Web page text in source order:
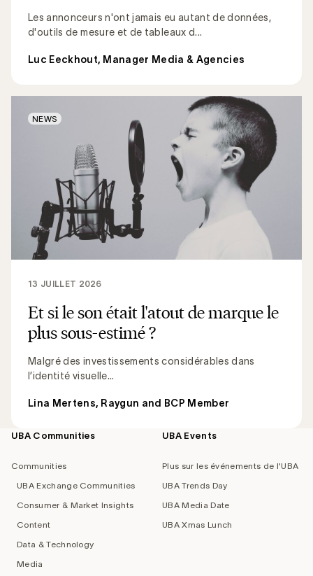
Les annonceurs n'ont jamais eu autant de données,
d'outils de mesure et de tableaux d...
Luc Eeckhout, Manager Media & Agencies
Et si le son était l'atout de marque le
plus sous-estimé ?
Malgré des investissements considérables dans
l’identité visuelle...
13 JUILLET 2026
Lina Mertens, Raygun and BCP Member
NEWS
Footer
UBA Communities
Communities
UBA Exchange Communities
Consumer & Market Insights
Content
Data & Technology
Media
UBA Events
Plus sur les événements de l'UBA
UBA Trends Day
UBA Media Date
UBA Xmas Lunch